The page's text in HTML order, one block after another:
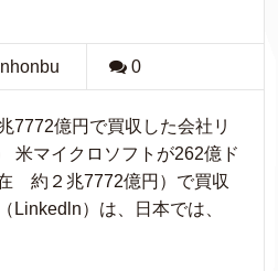
0
7772億円で買収した会社リ
米マイクロソフトが262億ド
約２兆7772億円）で買収
Linkedln）は、日本では、